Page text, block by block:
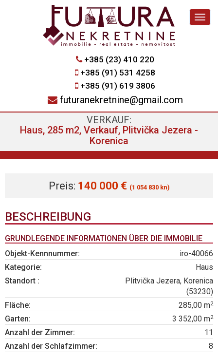
+385 (23) 410 220
+385 (91) 531 4258
+385 (91) 619 3806
futuranekretnine@gmail.com
VERKAUF:
Haus, 285 m2, Verkauf, Plitvička Jezera -
Korenica
Preis: 140 000 € (1 054 830 kn)
BESCHREIBUNG
GRUNDLEGENDE INFORMATIONEN ÜBER DIE IMMOBILIE
Objekt-Kennnummer:
iro-40066
Kategorie:
Haus
Standort :
Plitvička Jezera, Korenica
(53230)
Fläche:
285,00 m2
Garten: 3 352,00 m2
Anzahl der Zimmer:
11
Anzahl der Schlafzimmer:
8